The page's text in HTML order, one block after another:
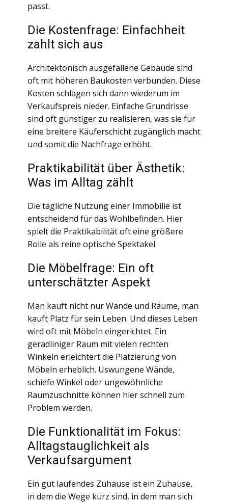
passt.
Die Kostenfrage: Einfachheit
zahlt sich aus
Architektonisch ausgefallene Gebäude sind
oft mit höheren Baukosten verbunden. Diese
Kosten schlagen sich dann wiederum im
Verkaufspreis nieder. Einfache Grundrisse
sind oft günstiger zu realisieren, was sie für
eine breitere Käuferschicht zugänglich macht
und somit die Nachfrage erhöht.
Praktikabilität über Ästhetik:
Was im Alltag zählt
Die tägliche Nutzung einer Immobilie ist
entscheidend für das Wohlbefinden. Hier
spielt die Praktikabilität oft eine größere
Rolle als reine optische Spektakel.
Die Möbelfrage: Ein oft
unterschätzter Aspekt
Man kauft nicht nur Wände und Räume, man
kauft Platz für sein Leben. Und dieses Leben
wird oft mit Möbeln eingerichtet. Ein
geradliniger Raum mit vielen rechten
Winkeln erleichtert die Platzierung von
Möbeln erheblich. Uswungene Wände,
schiefe Winkel oder ungewöhnliche
Raumzuschnitte können hier schnell zum
Problem werden.
Die Funktionalität im Fokus:
Alltagstauglichkeit als
Verkaufsargument
Ein gut laufendes Zuhause ist ein Zuhause,
in dem die Wege kurz sind, in dem man sich